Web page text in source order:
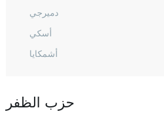
دميرجي
أسكي
أشمكايا
غولبينار
حزب الظفر